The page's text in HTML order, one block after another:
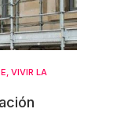
, VIVIR LA